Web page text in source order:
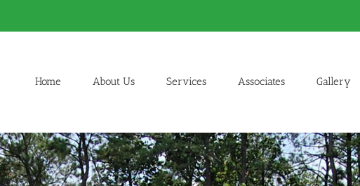
Home About Us Services Associates Gallery